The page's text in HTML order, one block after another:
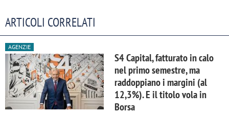
ARTICOLI CORRELATI
AGENZIE
S4 Capital, fatturato in calo
nel primo semestre, ma
raddoppiano i margini (al
12,3%). E il titolo vola in
Borsa